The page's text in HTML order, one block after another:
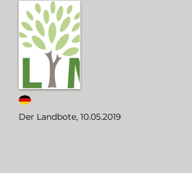
Der Landbote, 10.05.2019